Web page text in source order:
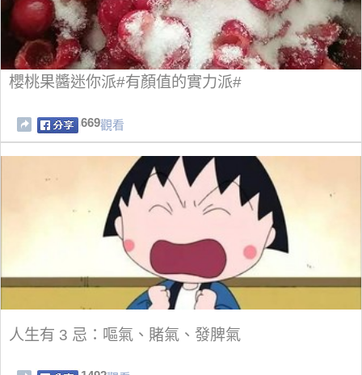
櫻桃果醬迷你派#有顏值的實力派#
669觀看
人生有 3 忌：嘔氣、賭氣、發脾氣